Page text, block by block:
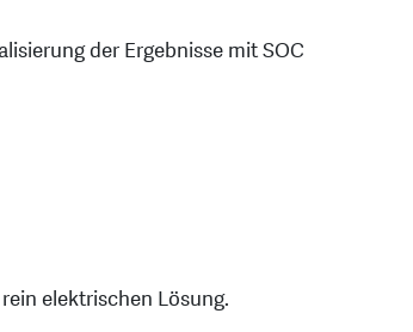
der Ergebnisse mit SOC
elektrischen Lösung.